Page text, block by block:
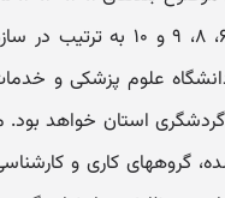
بندهای ۶، ۸، ۹ و
علوم پزشکی و
گروههای کاری و